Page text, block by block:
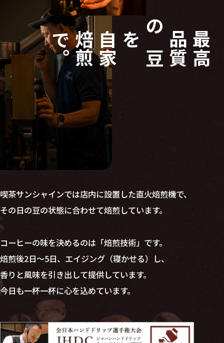
最
高
品
質
の
豆
を
自
家
焙
煎
で
。
喫茶サンシャインでは店内に設置した直火焙煎機で、
その日の豆の状態に合わせて焙煎しています。
コーヒーの味を決めるのは「焙煎技術」です。
焙煎後2日～5日、エイジング（寝かせる）し、
香りと風味を引き出して提供しています。
今日も一杯一杯に心を込めています。